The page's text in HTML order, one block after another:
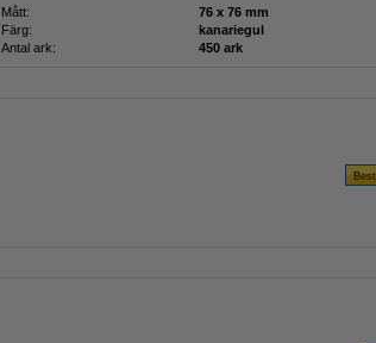
Mått:
76 x 76 mm
Färg:
kanariegul
Antal ark: 450 ark